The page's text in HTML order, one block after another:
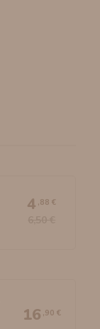
4 ,88 €
16 ,90 €